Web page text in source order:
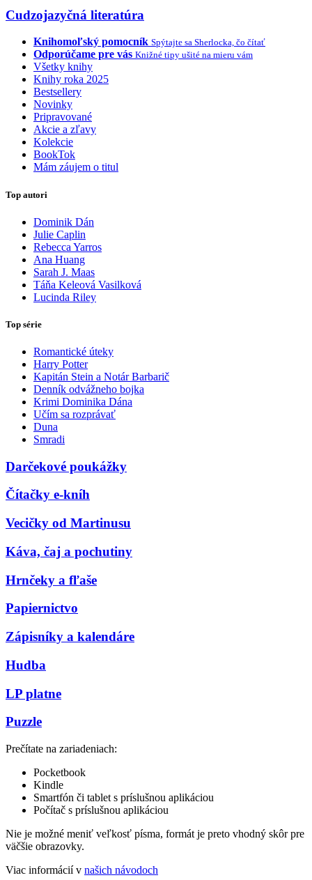
Cudzojazyčná literatúra
Knihomoľský pomocník Spýtajte sa Sherlocka, čo čítať
Odporúčame pre vás Knižné tipy ušité na mieru vám
Všetky knihy
Knihy roka 2025
Bestsellery
Novinky
Pripravované
Akcie a zľavy
Kolekcie
BookTok
Mám záujem o titul
Top autori
Dominik Dán
Julie Caplin
Rebecca Yarros
Ana Huang
Sarah J. Maas
Táňa Keleová Vasilková
Lucinda Riley
Top série
Romantické úteky
Harry Potter
Kapitán Stein a Notár Barbarič
Denník odvážneho bojka
Krimi Dominika Dána
Učím sa rozprávať
Duna
Smradi
Darčekové poukážky
Čítačky e-kníh
Vecičky od Martinusu
Káva, čaj a pochutiny
Hrnčeky a fľaše
Papiernictvo
Zápisníky a kalendáre
Hudba
LP platne
Puzzle
Prečítate na zariadeniach:
Pocketbook
Kindle
Smartfón či tablet s príslušnou aplikáciou
Počítač s príslušnou aplikáciou
Nie je možné meniť veľkosť písma, formát je preto vhodný skôr pre
väčšie obrazovky.
Viac informácií v našich návodoch